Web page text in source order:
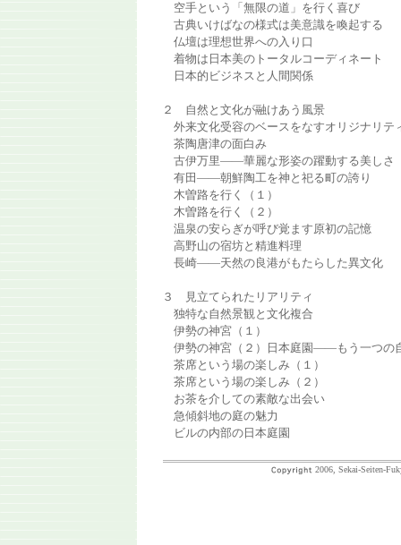
空手という「無限の道」を行く喜び
古典いけばなの様式は美意識を喚起する
仏壇は理想世界への入り口
着物は日本美のトータルコーディネート
日本的ビジネスと人間関係
２ 自然と文化が融けあう風景
外来文化受容のベースをなすオリジナリテ
茶陶唐津の面白み
古伊万里――華麗な形姿の躍動する美しさ
有田――朝鮮陶工を神と祀る町の誇り
木曽路を行く（１）
木曽路を行く（２）
温泉の安らぎが呼び覚ます原初の記憶
高野山の宿坊と精進料理
長崎――天然の良港がもたらした異文化
３ 見立てられたリアリティ
独特な自然景観と文化複合
伊勢の神宮（１）
伊勢の神宮（２）日本庭園――もう一つの
茶席という場の楽しみ（１）
茶席という場の楽しみ（２）
お茶を介しての素敵な出会い
急傾斜地の庭の魅力
ビルの内部の日本庭園
2006, Sekai-Seiten-